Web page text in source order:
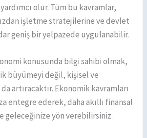
olur. Tüm bu kavramlar,
işletme stratejilerine ve devlet
geniş bir yelpazede uygulanabilir.
konusunda bilgi sahibi olmak,
büyümeyi değil, kişisel ve
artıracaktır. Ekonomik kavramları
entegre ederek, daha akıllı finansal
geleceğinize yön verebilirsiniz.